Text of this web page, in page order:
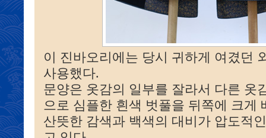
이 진바오리에는 당시 귀하게 여겼던
사용했다.
문양은 옷감의 일부를 잘라서 다른 옷
으로 심플한 흰색 벗풀을 뒤쪽에 크게
산뜻한 감색과 백색의 대비가 압도적